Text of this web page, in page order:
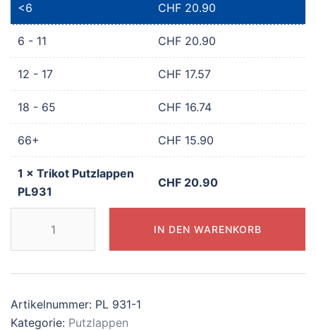
<6 CHF 20.90
6 - 11 CHF 20.90
12 - 17 CHF 17.57
18 - 65 CHF 16.74
66+ CHF 15.90
1 × Trikot Putzlappen
PL931
CHF 20.90
Putzlappen
PL931
Menge
IN DEN WARENKORB
Artikelnummer: PL 931-1
Kategorie: Putzlappen